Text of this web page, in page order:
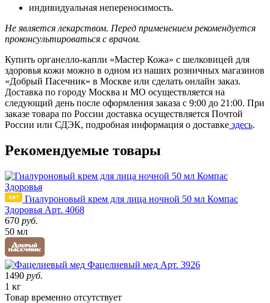
индивидуальная непереносимость.
Не является лекарством. Перед применением рекомендуется
проконсультироваться с врачом.
Купить органелло-капли «Мастер Кожа» с шелковицей для
здоровья кожи можно в одном из наших розничных магазинов
«Добрый Пасечник» в Москве или сделать онлайн заказ.
Доставка по городу Москва и МО осуществляется на
следующий день после оформления заказа с 9:00 до 21:00. При
заказе товара по России доставка осуществляется Почтой
России или СДЭК, подробная информация о доставке здесь.
Рекомендуемые товары
Гиалуроновый крем для лица ночной 50 мл Компас
Здоровья Арт. 4068
670 руб.
50 мл
Фацелиевый мед Арт. 3926
1490 руб.
1 кг
Товар временно отсутствует